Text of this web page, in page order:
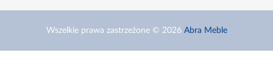
Wszelkie prawa zastrzeżone © 2026 Abra Meble